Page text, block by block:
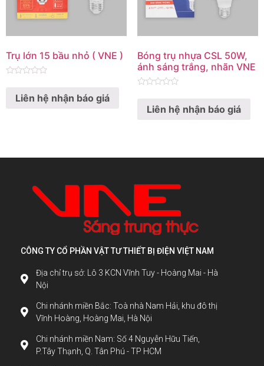
Trụ lớn 15 bầu nhỏ ( VNE )
outLiên hệ nhận báo giá
Bóng trụ nhựa CSL 50W,
ánh sáng trắng, nhãn VNE
outLiên hệ nhận báo giá
CÔNG TY CỔ PHẦN VẬT TƯ THIẾT BỊ ĐIỆN VIỆT NAM
Địa chỉ trụ sở: Lô 3 KCN Vĩnh Tuy - Hoàng Mai - Hà
Nội
Chi nhánh miền Bắc: Toà nhà Nam Hải, khu đô thị
Vĩnh Hoàng, Hoàng Mai, Hà Nội
Chi nhánh miền Nam: Số 4 Nguyễn Hữu Tiến,
P.Tây Thạnh, Q. Tân Phú - TP HCM